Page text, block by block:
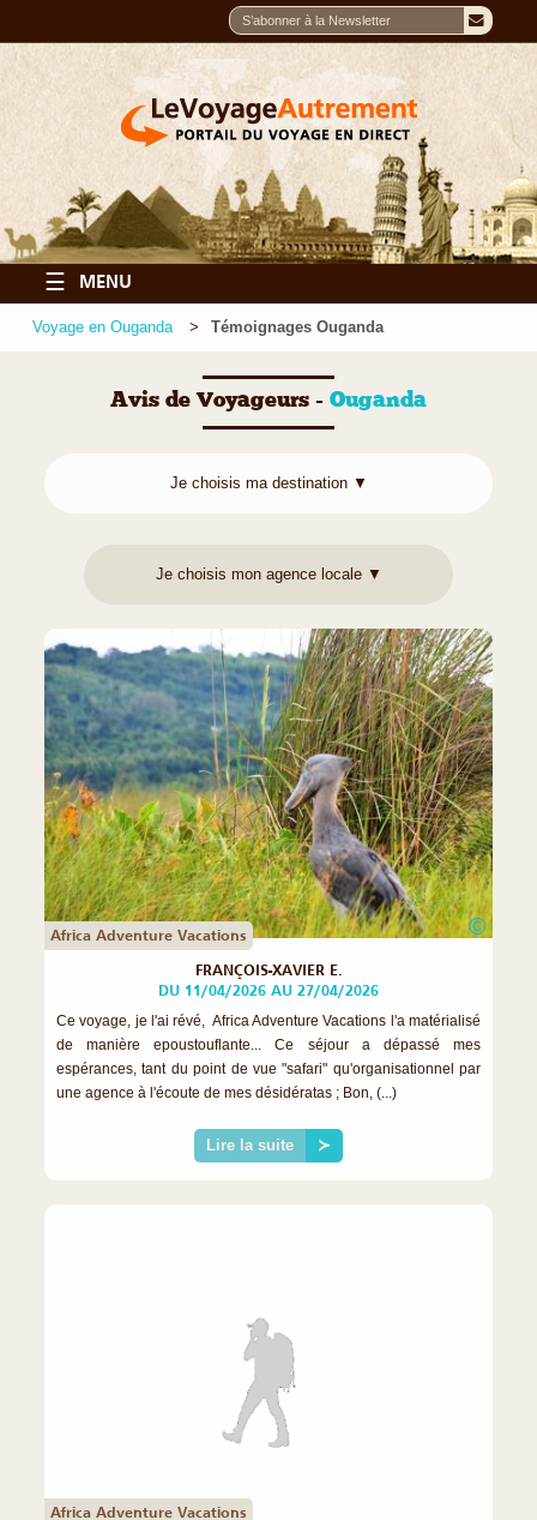
☰ MENU
Voyage en Ouganda Témoignages Ouganda
Avis de Voyageurs - Ouganda
Africa Adventure Vacations ©
FRANÇOIS-XAVIER E.
DU 11/04/2026 AU 27/04/2026
Ce voyage, je l'ai révé, Africa Adventure Vacations l'a matérialisé
de manière epoustouflante... Ce séjour a dépassé mes
espérances, tant du point de vue "safari" qu'organisationnel par
une agence à l'écoute de mes désidératas ; Bon, (...)
Lire la suite ≻
Africa Adventure Vacations